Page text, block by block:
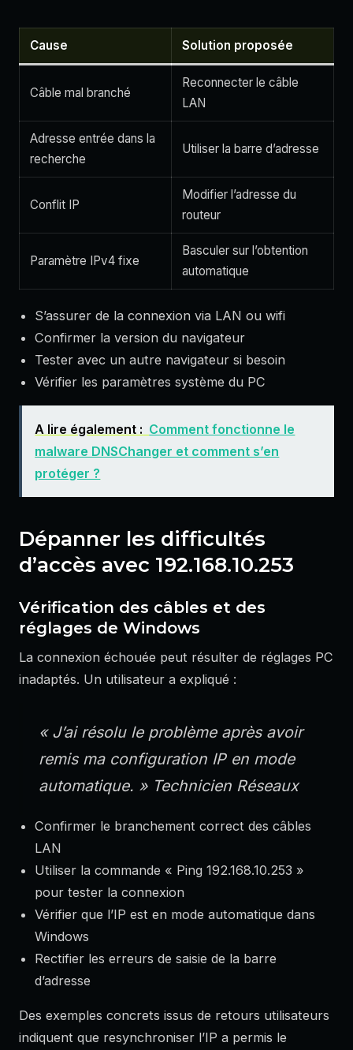
Cause Solution proposée
Câble mal branché
Reconnecter le câble
LAN
Adresse entrée dans la
recherche
Utiliser la barre d’adresse
Conflit IP
Modifier l’adresse du
routeur
Paramètre IPv4 fixe
Basculer sur l’obtention
automatique
S’assurer de la connexion via LAN ou wifi
Confirmer la version du navigateur
Tester avec un autre navigateur si besoin
Vérifier les paramètres système du PC
A lire également : Comment fonctionne le
malware DNSChanger et comment s’en
protéger ?
Dépanner les difficultés
d’accès avec 192.168.10.253
Vérification des câbles et des
réglages de Windows
La connexion échouée peut résulter de réglages PC
inadaptés. Un utilisateur a expliqué :
« J’ai résolu le problème après avoir
remis ma configuration IP en mode
automatique. » Technicien Réseaux
Confirmer le branchement correct des câbles
LAN
Utiliser la commande « Ping 192.168.10.253 »
pour tester la connexion
Vérifier que l’IP est en mode automatique dans
Windows
Rectifier les erreurs de saisie de la barre
d’adresse
Des exemples concrets issus de retours utilisateurs
indiquent que resynchroniser l’IP a permis le